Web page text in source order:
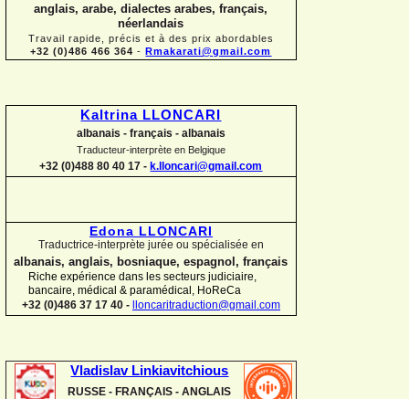
anglais, arabe, dialectes arabes, français,
néerlandais
Travail rapide, précis et à des prix abordables
+32 (0)486 466 364 - Rmakarati@gmail.com
Kaltrina LLONCARI
albanais - français - albanais
Traducteur-interprète en Belgique
+32 (0)488 80 40 17 - k.lloncari@gmail.com
Edona LLONCARI
Traductrice-interprète jurée ou spécialisée en
albanais, anglais, bosniaque, espagnol, français
Riche expérience dans les secteurs judiciaire,
bancaire, médical & paramédical, HoReCa
+32 (0)486 37 17 40 -
lloncaritraduction@gmail.com
Vladislav Linkiavitchious
RUSSE - FRANÇAIS - ANGLAIS